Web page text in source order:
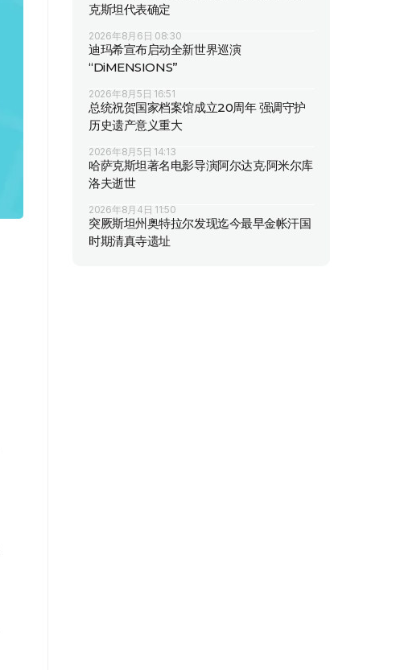
克斯坦代表确定
2026年8月6日 08:30
迪玛希宣布启动全新世界巡演
“DiMENSIONS”
2026年8月5日 16:51
总统祝贺国家档案馆成立20周年 强调守护
历史遗产意义重大
2026年8月5日 14:13
哈萨克斯坦著名电影导演阿尔达克·阿米尔库
洛夫逝世
2026年8月4日 11:50
突厥斯坦州奥特拉尔发现迄今最早金帐汗国
时期清真寺遗址